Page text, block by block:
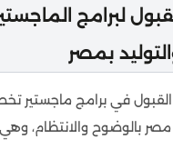
لبرامج
بمصر
في برامج ماجستير
بالوضوح والانتظام، وهي